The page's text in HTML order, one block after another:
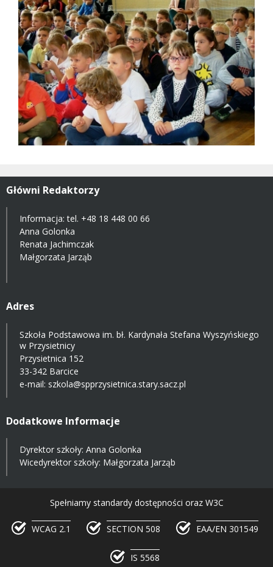
Główni Redaktorzy
Informacja: tel. +48 18 448 00 66
Anna Golonka
Renata Jachimczak
Małgorzata Jarząb
Adres
Szkoła Podstawowa im. bł. Kardynała Stefana Wyszyńskiego
w Przysietnicy
Przysietnica 152
33-342 Barcice
e-mail: szkola@spprzysietnica.stary.sacz.pl
Dodatkowe Informacje
Dyrektor szkoły: Anna Golonka
Wicedyrektor szkoły: Małgorzata Jarząb
Spełniamy standardy dostępności oraz W3C
WCAG 2.1 SECTION 508 EAA/EN 301549
IS 5568